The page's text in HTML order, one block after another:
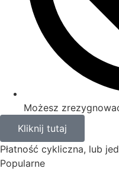
Możesz
Kliknij tutaj
Płatność cykliczna, lub
Popularne